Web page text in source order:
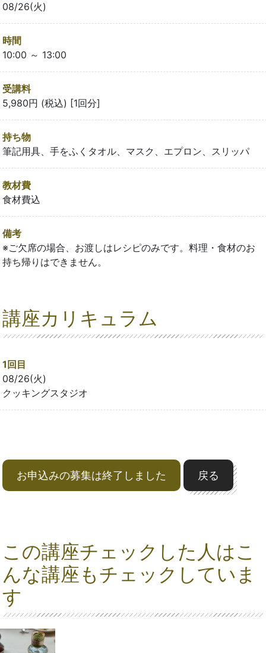
08/26(火)
時間
10:00 ～ 13:00
受講料
5,980円 (税込) [1回分]
持ち物
筆記用具、手をふくタオル、マスク、エプロン、スリッパ
教材費
食材費込
備考
※ご欠席の場合、お渡しはレシピのみです。料理・食材のお
持ち帰りはできません。
講座カリキュラム
1回目
08/26(火)
クッキングスタジオ
お申込みの募集は終了しました 戻る
この講座チェックした人はこ
んな講座もチェックしていま
す